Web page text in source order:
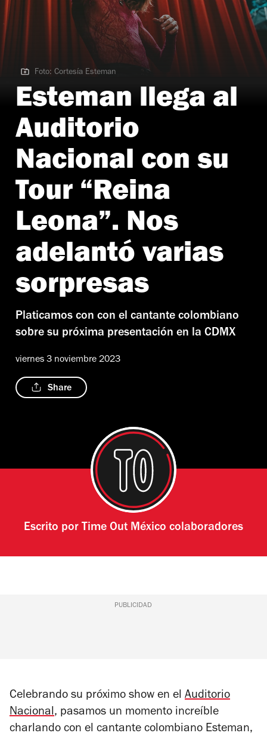
Foto: Cortesía Esteman
Foto: Cortesía Esteman
Esteman llega al
Auditorio
Nacional con su
Tour “Reina
Leona”. Nos
adelantó varias
sorpresas
Platicamos con con el cantante colombiano
sobre su próxima presentación en la CDMX
viernes 3 noviembre 2023
Share
Escrito por Time Out México colaboradores
PUBLICIDAD
Celebrando su próximo show en el Auditorio
Nacional, pasamos un momento increíble
charlando con el cantante colombiano Esteman,